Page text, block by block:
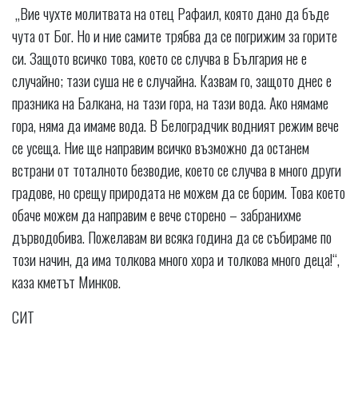
„Вие чухте молитвата на отец Рафаил, която дано да бъде
чута от Бог. Но и ние самите трябва да се погрижим за горите
си. Защото всичко това, което се случва в България не е
случайно; тази суша не е случайна. Казвам го, защото днес е
празника на Балкана, на тази гора, на тази вода. Ако нямаме
гора, няма да имаме вода. В Белоградчик водният режим вече
се усеща. Ние ще направим всичко възможно да останем
встрани от тоталното безводие, което се случва в много други
градове, но срещу природата не можем да се борим. Това което
обаче можем да направим е вече сторено – забранихме
дърводобива. Пожелавам ви всяка година да се събираме по
този начин, да има толкова много хора и толкова много деца!“,
каза кметът Минков.
СИТ